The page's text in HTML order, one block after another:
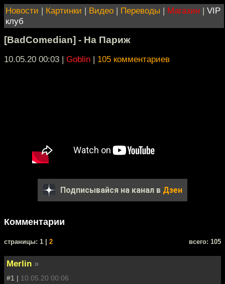
Новости | Картинки | Видео | Переводы | Магазин | VIP
клуб
[BadComedian] - На Париж
10.05.20 00:03 | Goblin | 105 комментариев
Подписывайся на канал в Дзен
Комментарии
cтраницы: 1 | 2 всего: 105
Merlin »
#1 | 10.05.20 00:06